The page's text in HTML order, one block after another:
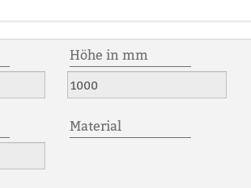
Höhe in mm
Material